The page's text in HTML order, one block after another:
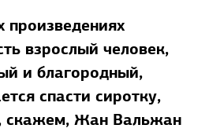
произведениях
взрослый человек,
и благородный,
спасти сиротку,
скажем, Жан Вальжан